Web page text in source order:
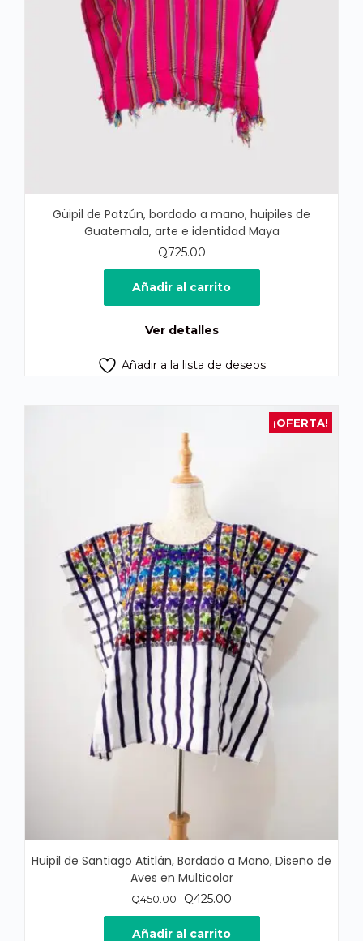
Güipil de Patzún, bordado a mano, huipiles de
Guatemala, arte e identidad Maya
Q725.00
Añadir al carrito
Ver detalles
Añadir a la lista de deseos
¡OFERTA!
Huipil de Santiago Atitlán, Bordado a Mano, Diseño de
Aves en Multicolor
Q450.00
El
precio
original
Q425.00
precio
Añadir al carrito